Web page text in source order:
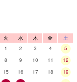
火 水 木 金
土
1 2 3 4
5
8 9 10 11
12
15 16 17 18
19